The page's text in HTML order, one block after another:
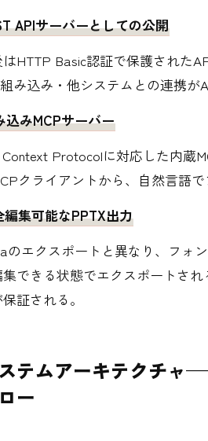
APIサーバーとしての公開
HTTP Basic認証で保護された
み込み・他システムとの連携が
込みMCPサーバー
Protocolに対応した内蔵
クライアントから、自然言語
編集可能なPPTX出力
のエクスポートと異なり、フォ
できる状態でエクスポートさ
証される。
テムアーキテクチャ
ー